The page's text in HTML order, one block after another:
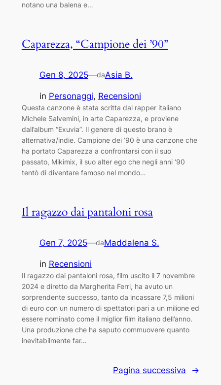
notano una balena e…
Caparezza, “Campione dei ’90”
Gen 8, 2025—daAsia B.
in Personaggi, Recensioni
Questa canzone è stata scritta dal rapper italiano
Michele Salvemini, in arte Caparezza, e proviene
dall’album “Exuvia”. Il genere di questo brano è
alternativa/indie. Campione dei ‘90 è una canzone che
ha portato Caparezza a confrontarsi con il suo
passato, Mikimix, il suo alter ego che negli anni ‘90
tentò di diventare famoso nel mondo…
Il ragazzo dai pantaloni rosa
Gen 7, 2025—daMaddalena S.
in Recensioni
Il ragazzo dai pantaloni rosa, film uscito il 7 novembre
2024 e diretto da Margherita Ferri, ha avuto un
sorprendente successo, tanto da incassare 7,5 milioni
di euro con un numero di spettatori pari a un milione ed
essere nominato come il miglior film italiano dell’anno.
Una produzione che ha saputo commuovere quanto
inevitabilmente far…
Pagina successiva →